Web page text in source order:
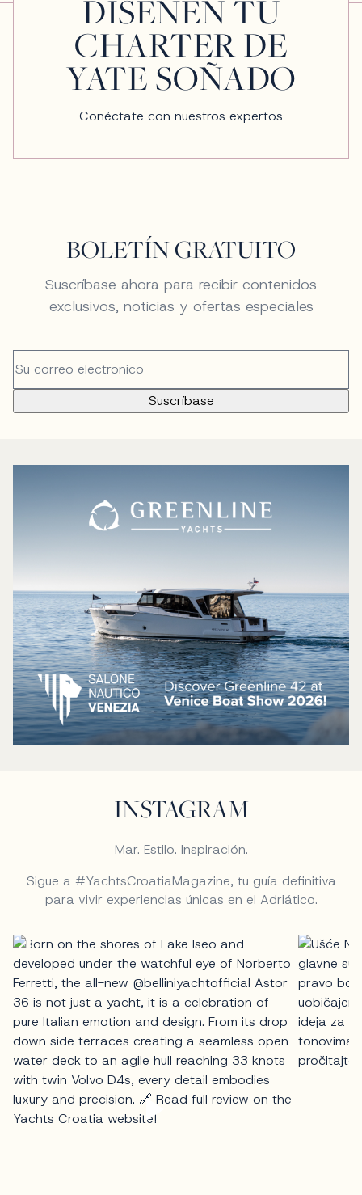
DISEÑEN TU
CHARTER DE
YATE SOÑADO
Conéctate con nuestros expertos
BOLETÍN GRATUITO
Suscríbase ahora para recibir contenidos
exclusivos, noticias y ofertas especiales
INSTAGRAM
Mar. Estilo. Inspiración.
Sigue a #YachtsCroatiaMagazine, tu guía definitiva
para vivir experiencias únicas en el Adriático.